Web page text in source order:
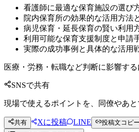
看護師に最適な保育施設の選び
院内保育所の効果的な活用方法
病児保育・延長保育の賢い利用
利用可能な保育支援制度と申請
実際の成功事例と具体的な活用
医療・労務・転職など判断に影響す
SNSで共有
現場で使えるポイントを、同僚やあ
共有 Xに投稿 LINE
投稿文コピー